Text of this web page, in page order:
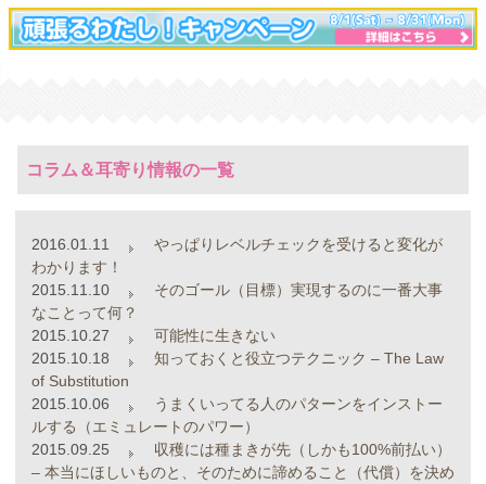
コラム＆耳寄り情報の一覧
2016.01.11
やっぱりレベルチェックを受けると変化が
わかります！
2015.11.10
そのゴール（目標）実現するのに一番大事
なことって何？
2015.10.27
可能性に生きない
2015.10.18
知っておくと役立つテクニック – The Law
of Substitution
2015.10.06
うまくいってる人のパターンをインストー
ルする（エミュレートのパワー）
2015.09.25
収穫には種まきが先（しかも100%前払い）
– 本当にほしいものと、そのために諦めること（代償）を決め